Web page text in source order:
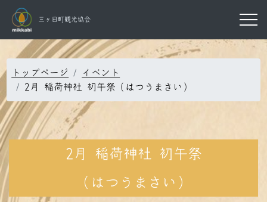
三ヶ日町観光協会
トップページ
イベント
2月 稲荷神社 初午祭（はつうまさい）
2月 稲荷神社 初午祭
（はつうまさい）